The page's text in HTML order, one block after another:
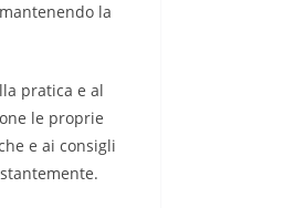
la
pratica e al
le proprie
e ai consigli